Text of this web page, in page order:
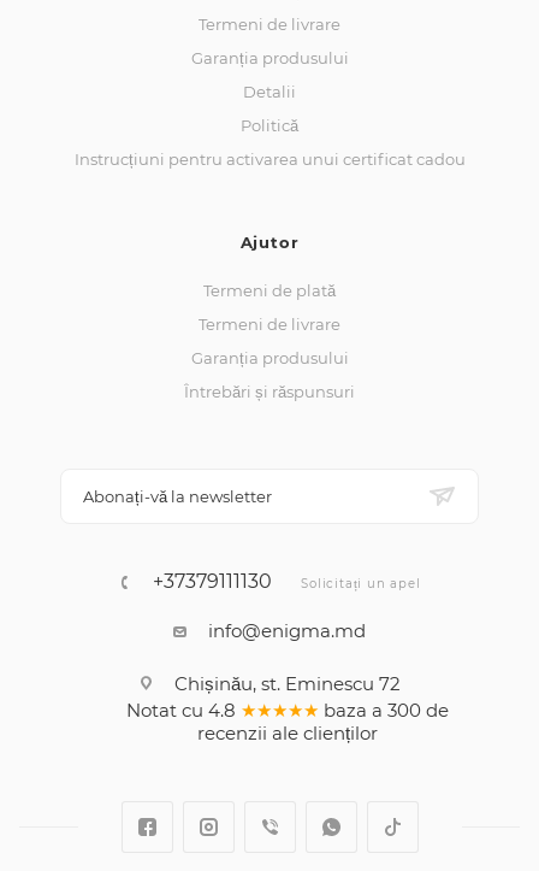
Termeni de livrare
Garanția produsului
Detalii
Politică
Instrucțiuni pentru activarea unui certificat cadou
Ajutor
Termeni de plată
Termeni de livrare
Garanția produsului
Întrebări și răspunsuri
Abonați-vă la newsletter
+37379111130 Solicitați un apel
info@enigma.md
Chișinău, st. Eminescu 72
Notat cu 4.8 ★★★★★ baza a 300 de
recenzii ale clienților